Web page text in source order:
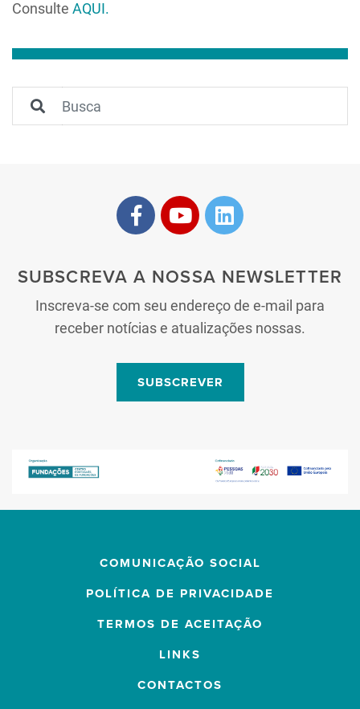
Consulte AQUI.
SUBSCREVA A NOSSA NEWSLETTER
Inscreva-se com seu endereço de e-mail para
receber notícias e atualizações nossas.
SUBSCREVER
COMUNICAÇÃO SOCIAL
POLÍTICA DE PRIVACIDADE
TERMOS DE ACEITAÇÃO
LINKS
CONTACTOS